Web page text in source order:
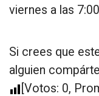
viernes a las
Si crees que
alguien
[Votos: 0,